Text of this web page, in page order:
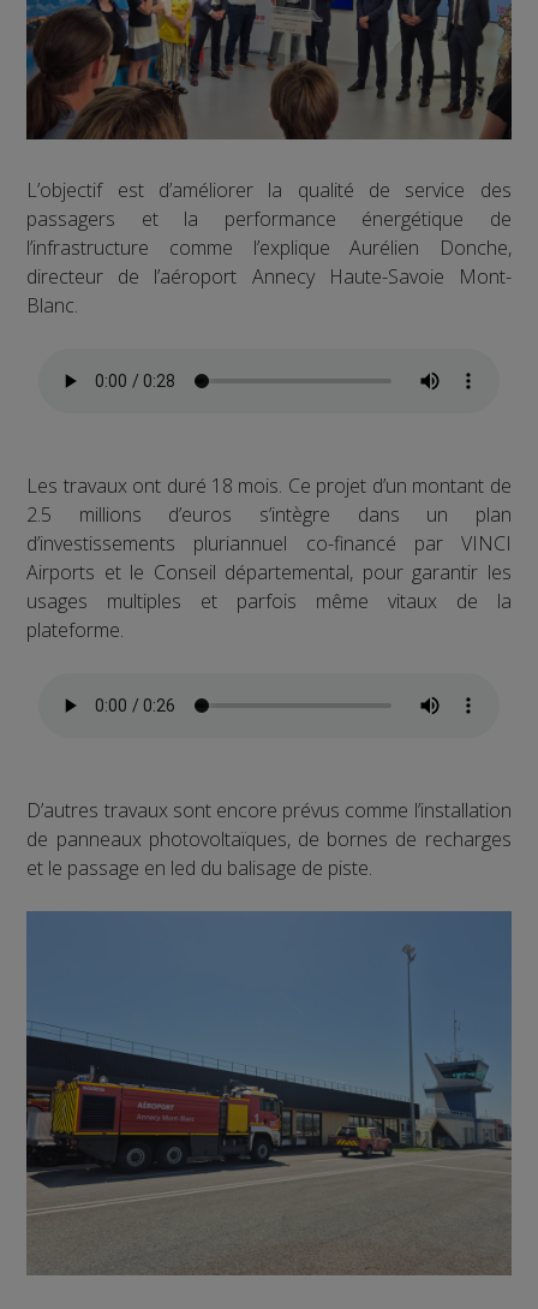
L’objectif est d’améliorer la qualité de service des
passagers et la performance énergétique de
l’infrastructure comme l’explique Aurélien Donche,
directeur de l’aéroport Annecy Haute-Savoie Mont-
Blanc.
Les travaux ont duré 18 mois. Ce projet d’un montant de
2.5 millions d’euros s’intègre dans un plan
d’investissements pluriannuel co-financé par VINCI
Airports et le Conseil départemental, pour garantir les
usages multiples et parfois même vitaux de la
plateforme.
D’autres travaux sont encore prévus comme l’installation
de panneaux photovoltaïques, de bornes de recharges
et le passage en led du balisage de piste.